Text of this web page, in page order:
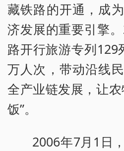
藏铁路的开通，成
济发展的重要引擎
路开行旅游专列129
万人次，带动沿线
全产业链发展，让
饭”。
2006年7月1日